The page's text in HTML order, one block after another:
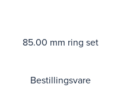
85.00 mm ring set
Bestillingsvare